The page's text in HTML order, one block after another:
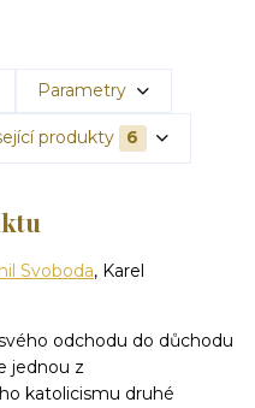
Parametry
produkty 6
Svoboda, Karel
odchodu do důchodu
jednou z
katolicismu druhé